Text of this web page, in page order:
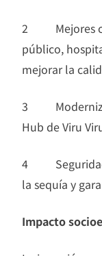
2 Mejores
público,
mejorar la
3
Hub de Viru
4 Seguridad
la sequía y
Impacto